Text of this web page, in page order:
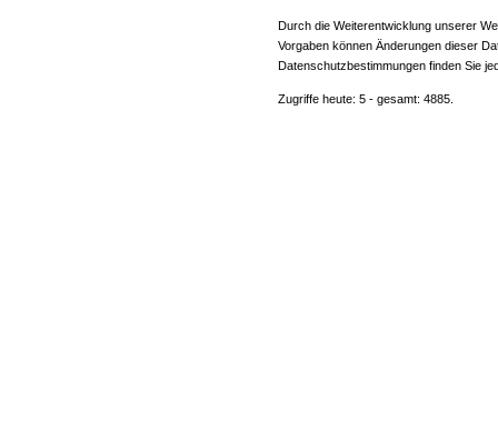
Durch die Weiterentwicklung unserer
Vorgaben können Änderungen dieser
Datenschutzbestimmungen finden Sie
Zugriffe heute: 5 - gesamt: 4885.